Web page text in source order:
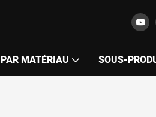
PAR MATÉRIAU SOUS-